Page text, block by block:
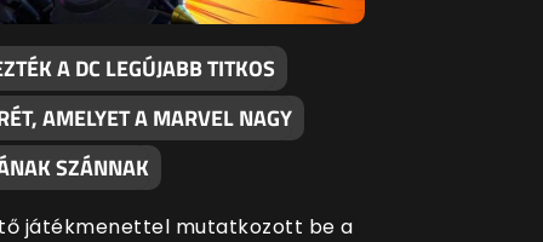
A DC LEGÚJABB TITKOS
AMELYET A MARVEL NAGY
SZÁNNAK
játékmenettel mutatkozott be a